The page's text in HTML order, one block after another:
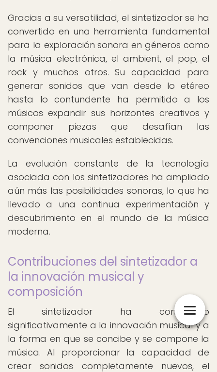
Gracias a su versatilidad, el sintetizador se ha
convertido en una herramienta fundamental
para la exploración sonora en géneros como
la música electrónica, el ambient, el pop, el
rock y muchos otros. Su capacidad para
generar sonidos que van desde lo etéreo
hasta lo contundente ha permitido a los
músicos expandir sus horizontes creativos y
componer piezas que desafían las
convenciones musicales establecidas.
La evolución constante de la tecnología
asociada con los sintetizadores ha ampliado
aún más las posibilidades sonoras, lo que ha
llevado a una continua experimentación y
descubrimiento en el mundo de la música
moderna.
Contribuciones del sintetizador a
la innovación musical y
composición
El sintetizador ha contribuido
significativamente a la innovación musical y a
la forma en que se concibe y se compone la
música. Al proporcionar la capacidad de
crear sonidos completamente nuevos, el